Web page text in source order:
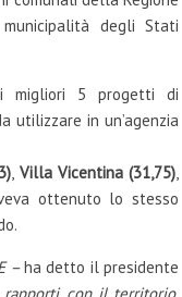
degli Stati
migliori 5 progetti di
utilizzare in un’agenzia
, Villa Vicentina (31,75),
ottenuto lo stesso
–ha detto il presidente